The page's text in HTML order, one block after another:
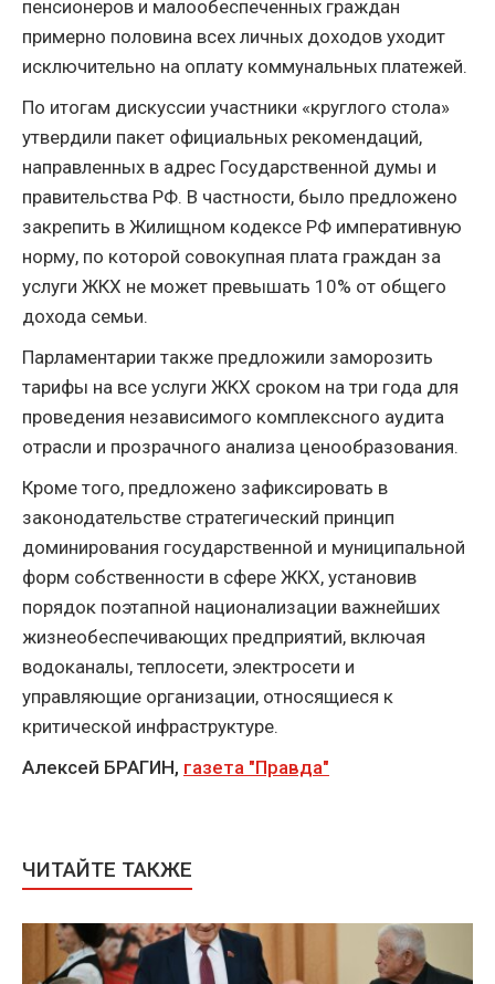
пенсионеров и малообеспеченных граждан
примерно половина всех личных доходов уходит
исключительно на оплату коммунальных платежей.
По итогам дискуссии участники «круглого стола»
утвердили пакет официальных рекомендаций,
направленных в адрес Государственной думы и
правительства РФ. В частности, было предложено
закрепить в Жилищном кодексе РФ императивную
норму, по которой совокупная плата граждан за
услуги ЖКХ не может превышать 10% от общего
дохода семьи.
Парламентарии также предложили заморозить
тарифы на все услуги ЖКХ сроком на три года для
проведения независимого комплексного аудита
отрасли и прозрачного анализа ценообразования.
Кроме того, предложено зафиксировать в
законодательстве стратегический принцип
доминирования государственной и муниципальной
форм собственности в сфере ЖКХ, установив
порядок поэтапной национализации важнейших
жизнеобеспечивающих предприятий, включая
водоканалы, теплосети, электросети и
управляющие организации, относящиеся к
критической инфраструктуре.
Алексей БРАГИН, газета "Правда"
ЧИТАЙТЕ ТАКЖЕ